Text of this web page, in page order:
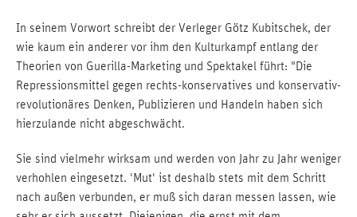
In seinem Vorwort schreibt der Verleger Götz Kubitschek, der
wie kaum ein anderer vor ihm den Kulturkampf entlang der
Theorien von Guerilla-Marketing und Spektakel führt: "Die
Repressionsmittel gegen rechts-konservatives und konservativ-
revolutionäres Denken, Publizieren und Handeln haben sich
hierzulande nicht abgeschwächt.
Sie sind vielmehr wirksam und werden von Jahr zu Jahr weniger
verhohlen eingesetzt. 'Mut' ist deshalb stets mit dem Schritt
nach außen verbunden, er muß sich daran messen lassen, wie